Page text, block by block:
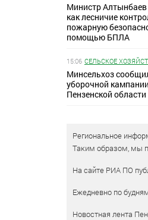
Министр Алтынбаев
как лесничие
пожарную
помощью БПЛА
15:06 СЕЛЬСКОЕ
Минсельхоз
уборочной
Пензенской области
Региональное
Таким образом, мы
На сайте РИА ПО
Ежедневно по
Новостная лента